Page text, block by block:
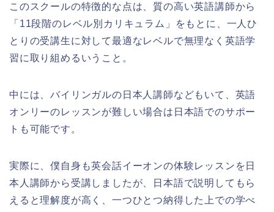
このスクールの特徴的な点は、質の高い英語講師から
「11段階のレベル別カリキュラム」をもとに、一人ひ
とりの受講生に対して最適なレベルで無理なく英語学
習に取り組めるいうこと。
中には、バイリンガルの日本人講師などもいて、英語
オンリーのレッスンが難しい場合は日本語でのサポー
トも可能です。
実際に、僕自身も英会話イーオンの体験レッスンを日
本人講師から受講しましたが、日本語で説明してもら
えると理解度が高く、一つひとつ納得した上での学べ